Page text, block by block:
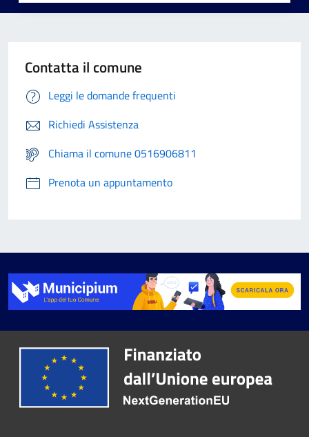
Contatta il comune
Leggi le domande frequenti
Richiedi Assistenza
Chiama il comune 0516906811
Prenota un appuntamento